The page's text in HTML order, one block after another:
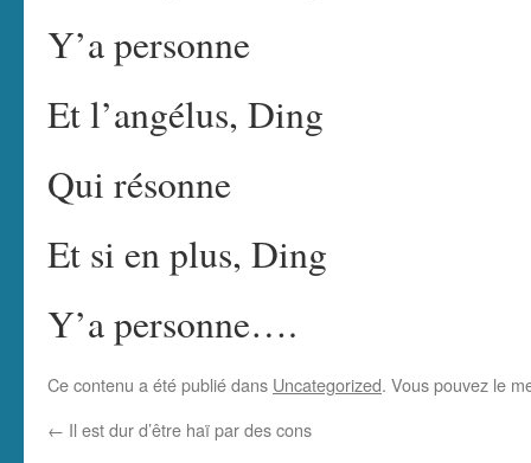
Y’a personne
Et l’angélus, Ding
Qui résonne
Et si en plus, Ding
Y’a personne….
Ce contenu a été publié dans Uncategorized. Vous pouvez le
← Il est dur d’être haï par des cons